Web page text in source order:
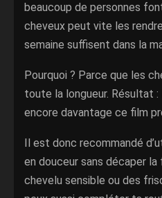
beaucoup de personnes
cheveux peut vite les
semaine suffisent dans la
Pourquoi ? Parce que les
toute la longueur. Résultat
encore davantage ce film
Il est donc recommandé
en douceur sans décaper
chevelu sensible ou des